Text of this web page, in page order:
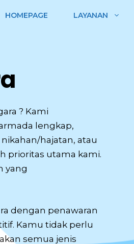
HOMEPAGE LAYANAN
? Kami
lengkap,
hajatan, atau
prioritas utama kami.
yang
dengan penawaran
Kamu tidak perlu
semua jenis